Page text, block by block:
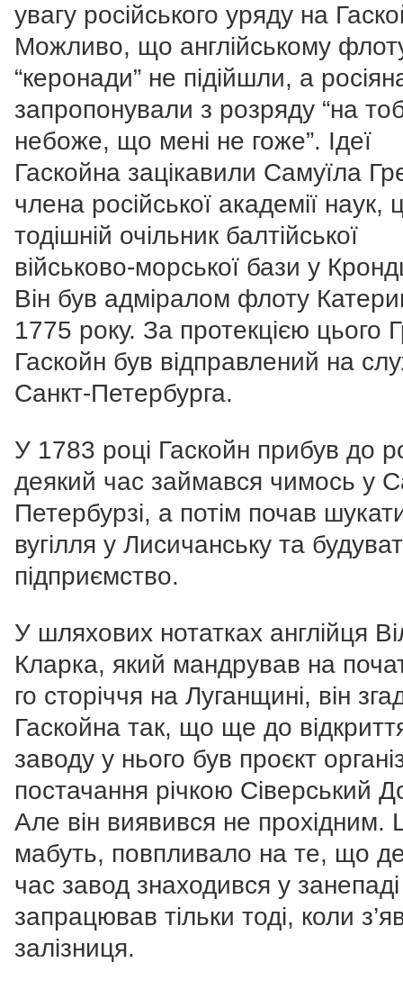
увагу російського уряду на
Можливо, що англійському
“керонади” не підійшли, а
запропонували з розряду “на
небоже, що мені не гоже”. Ідеї
Гаскойна зацікавили Самуїла
члена російської академії наук,
тодішній очільник балтійської
військово-морської бази у
Він був адміралом флоту
1775 року. За протекцією цього
Гаскойн був відправлений на
Санкт-Петербурга.
У 1783 році Гаскойн прибув до
деякий час займався чимось у
Петербурзі, а потім почав
вугілля у Лисичанську та
підприємство.
У шляхових нотатках англійця
Кларка, який мандрував на
го сторіччя на Луганщині, він
Гаскойна так, що ще до
заводу у нього був проєкт
постачання річкою Сіверський
Але він виявився не прохідним.
мабуть, повпливало на те, що
час завод знаходився у
запрацював тільки тоді, коли
залізниця.